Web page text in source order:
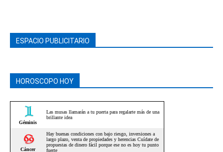
ESPACIO PUBLICITARIO
HOROSCOPO HOY